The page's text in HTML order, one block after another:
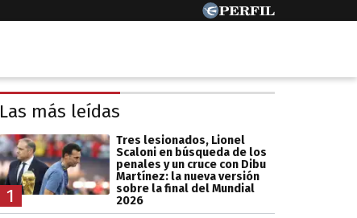
Las más leídas
1
Tres lesionados, Lionel
Scaloni en búsqueda de los
penales y un cruce con Dibu
Martínez: la nueva versión
sobre la final del Mundial
2026